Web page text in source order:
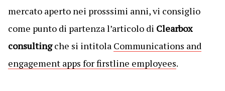
mercato aperto nei prosssimi anni, vi consiglio
come punto di partenza l’articolo di Clearbox
consultingche si intitola Communications and
engagement apps for firstline employees.